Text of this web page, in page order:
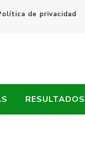
de privacidad
RESULTADOS